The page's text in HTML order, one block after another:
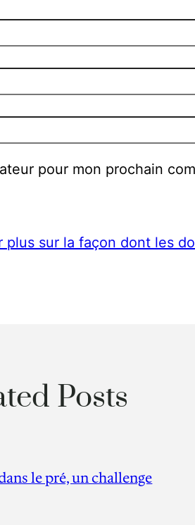
pour mon prochain
plus sur la façon dont les
Posts
le pré, un challenge